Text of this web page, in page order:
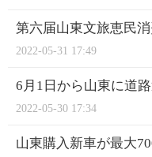
第六届山東文旅恵民
2022-05-31 17:49
6月1日から山東に道
2022-05-30 17:34
山東購入新車が最大